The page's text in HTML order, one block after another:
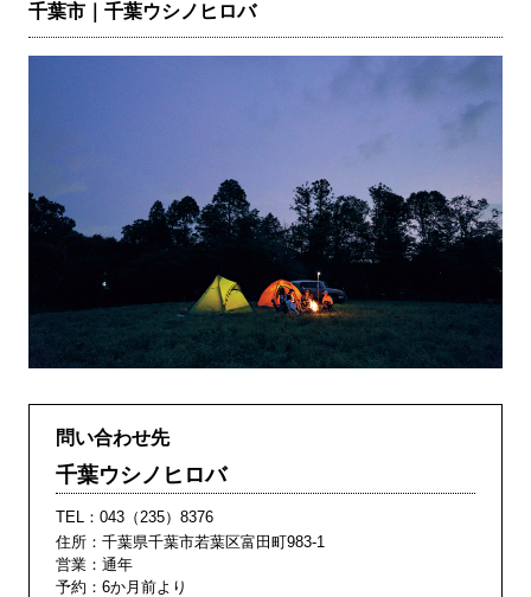
千葉市｜千葉ウシノヒロバ
問い合わせ先
千葉ウシノヒロバ
TEL： 043（235）8376
住所：千葉県千葉市若葉区富田町983-1
営業：通年
予約：6か月前より